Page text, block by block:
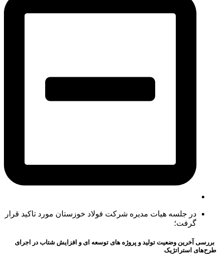
در جلسه هیات مدیره شرکت فولاد خوزستان مورد تاکید قرار
گرفت؛
بررسی آخرین وضعیت تولید و پروژه های توسعه ای و افزایش شتاب در اجرای
طرح‌های استراتژیک